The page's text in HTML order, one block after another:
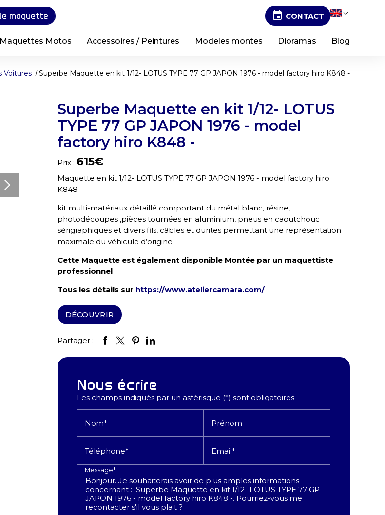
maquette event CONTACT
Maquettes Motos Accessoires / Peintures Modeles montes Dioramas Blog
Voitures Superbe Maquette en kit 1/12- LOTUS TYPE 77 GP JAPON 1976 - model factory hiro K848 -
Superbe Maquette en kit 1/12- LOTUS
TYPE 77 GP JAPON 1976 - model
factory hiro K848 -
Prix : 615€
Maquette en kit 1/12- LOTUS TYPE 77 GP JAPON 1976 - model factory hiro
K848 -
kit multi-matériaux détaillé comportant du métal blanc, résine,
photodécoupes ,pièces tournées en aluminium, pneus en caoutchouc
sérigraphiques et divers fils, câbles et durites permettant une représentation
maximale du véhicule d’origine.
Cette Maquette est également disponible Montée par un maquettiste
professionnel
Tous les détails sur https://www.ateliercamara.com/
DÉCOUVRIR
Partager :
Nous écrire
Les champs indiqués par un astérisque (*) sont obligatoires
Nom* Prénom
Téléphone* Email*
Message*